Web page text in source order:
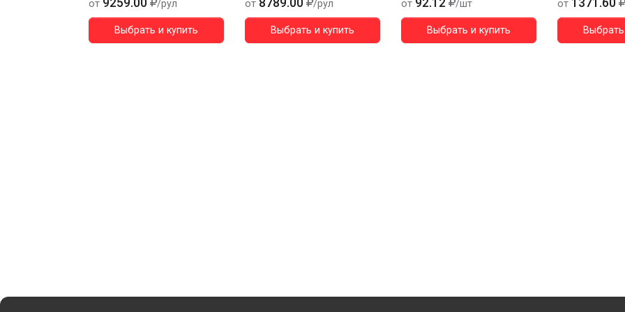
от 9259.00 /рул
Выбрать и купить
от 8789.00 /рул
Выбрать и купить
от 92.12 /шт
Выбрать и купить
от 1371.60